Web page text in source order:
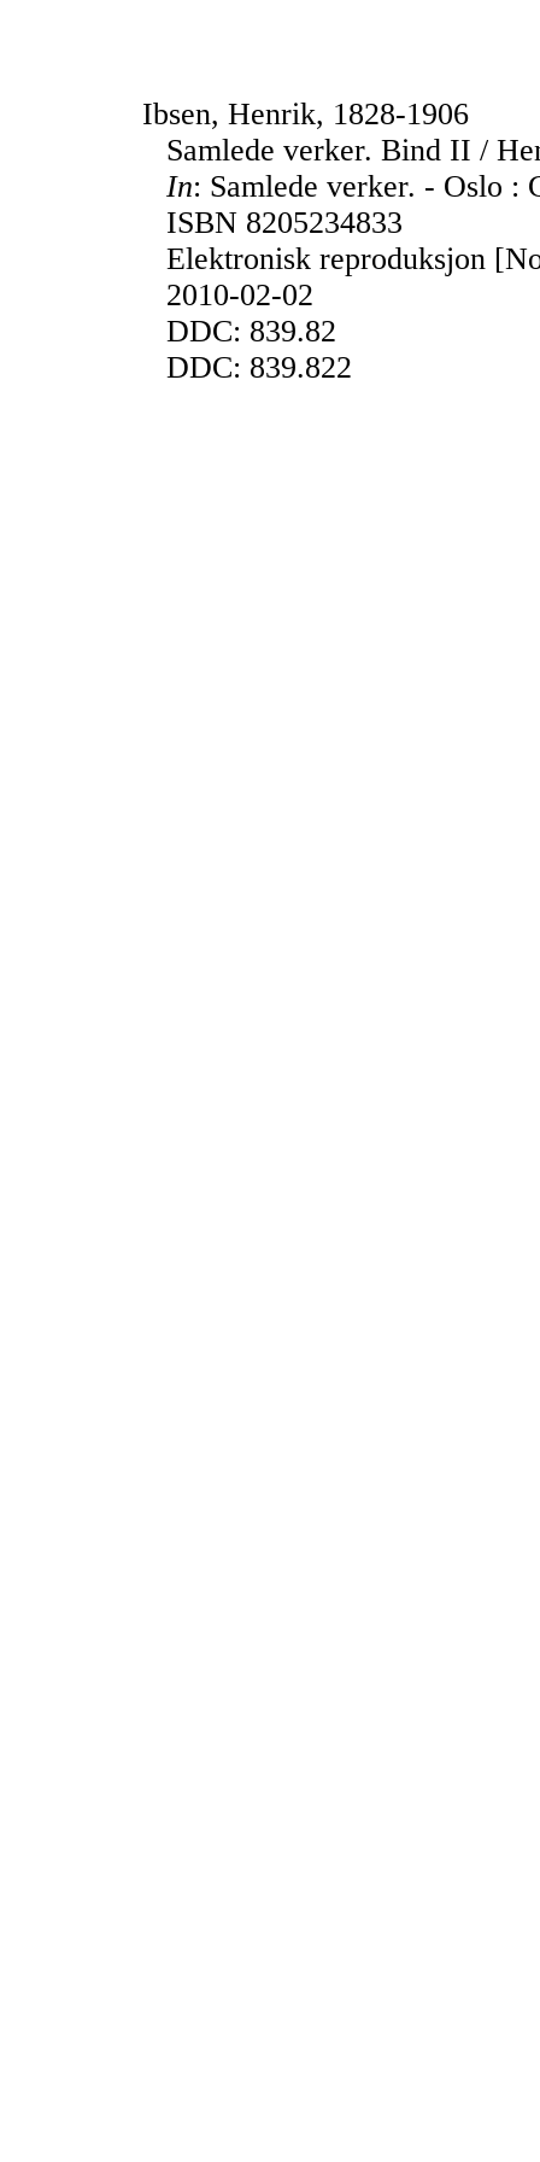
Ibsen, Henrik, 1828-1906
Samlede verker. Bind II /
In: Samlede verker. - Oslo :
ISBN 8205234833
Elektronisk reproduksjon
2010-02-02
DDC: 839.82
DDC: 839.822